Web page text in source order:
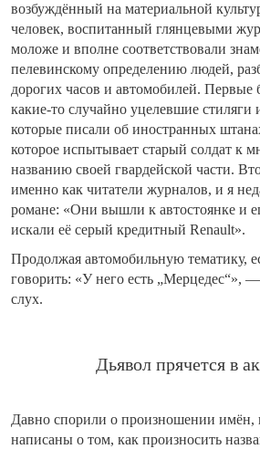
возбуждённый на материальной
человек, воспитанный глянцевыми
моложе и вполне соответствовали
пелевинскому определению людей,
дорогих часов и автомобилей.
какие-то случайно уцелевшие
которые писали об иностранных
которое испытывает старый солдат к
названию своей гвардейской части.
именно как читатели журналов, и я
романе: «Они вышли к автостоянке и
искали её серый кредитный Renault».
Продолжая автомобильную тематику,
говорить: «У него есть „Мерцедес“»,
слух.
Дьявол прячется в
Давно спорили о произношении имён,
написаны о том, как произносить